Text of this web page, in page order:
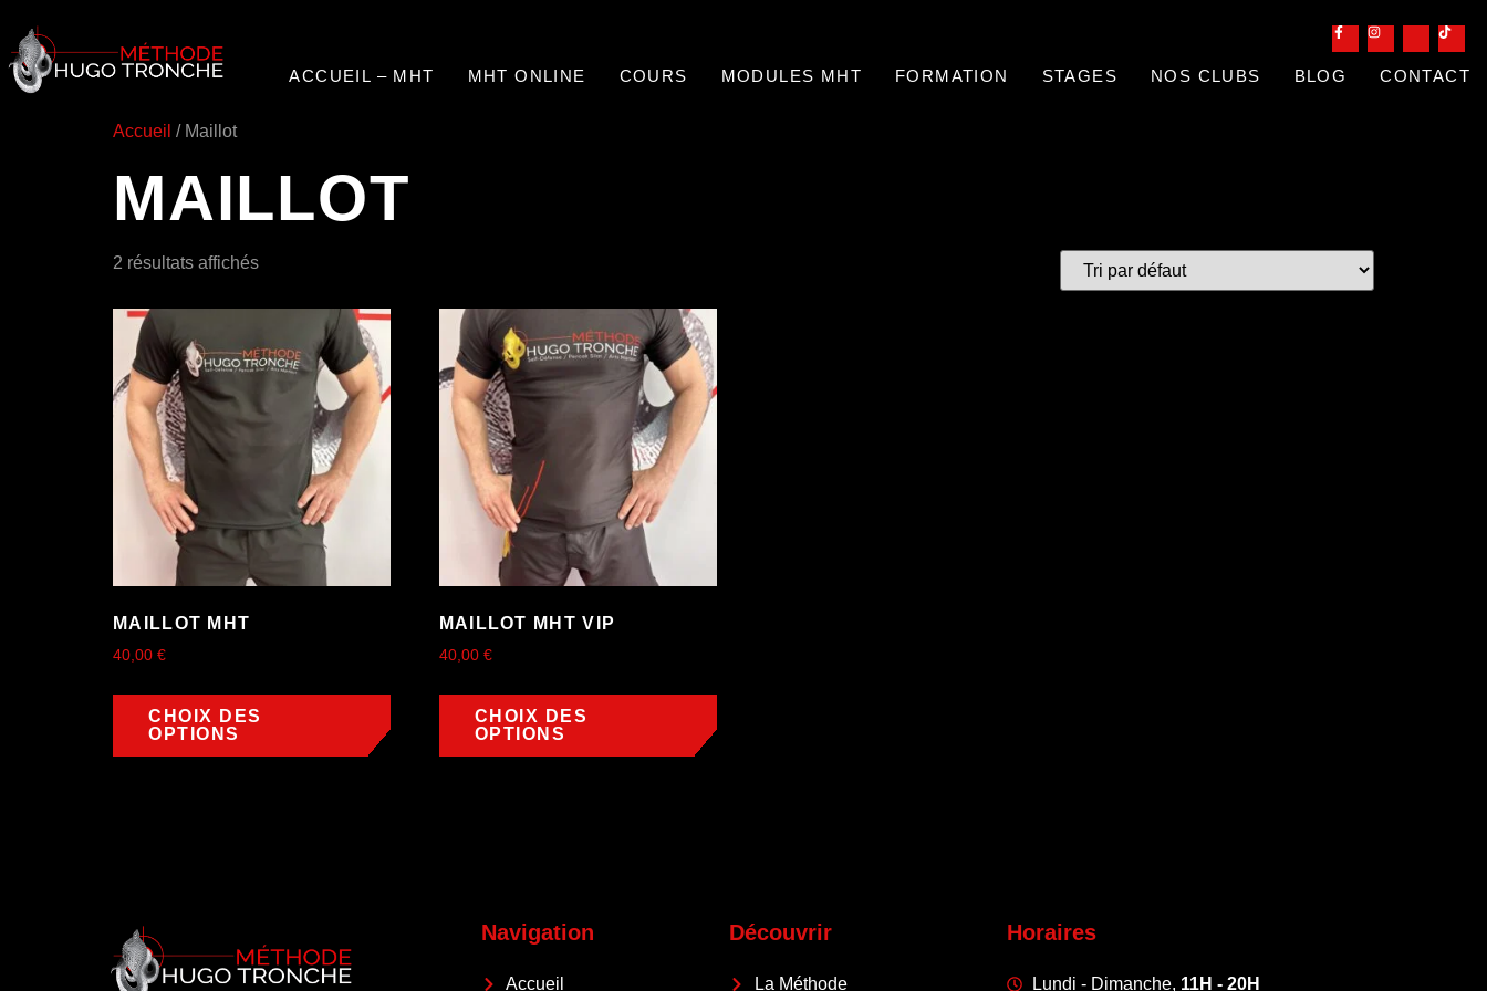
ACCUEIL – MHT MHT ONLINE COURS MODULES MHT FORMATION STAGES NOS CLUBS BLOG CONTACT
Accueil / Maillot
MAILLOT
2 résultats affichés
MAILLOT MHT
40,00 €
CHOIX DES
OPTIONS
MAILLOT MHT VIP
40,00 €
CHOIX DES
OPTIONS
Navigation
Accueil
Découvrir
La Méthode
Horaires
Lundi - Dimanche, 11H - 20H